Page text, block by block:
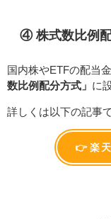
④ 株式数比例
国内株やETFの配当
数比例配分方式」 に
詳しくは以下の記事
👉 楽